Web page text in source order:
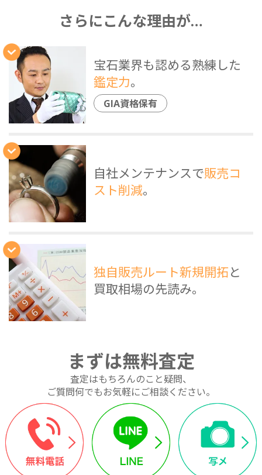
さらにこんな理由が…
宝石業界も認める熟練した
鑑定力。
GIA資格保有
自社メンテナンスで販売コ
スト削減。
独自販売ルート新規開拓と
買取相場の先読み。
まずは無料査定
査定はもちろんのこと疑問、
ご質問何でもお気軽にご相談ください。